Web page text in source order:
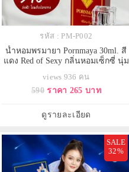
รหัส : PM-P002
น้ำหอมพรมายา Pornmaya 30ml. สี
แดง Red of Sexy กลิ่นหอมเซ็กซี่ นุ่ม
เด่น
views 936 คน
590 ราคา 265 บาท
ดูรายละเอียด
SALE
32%